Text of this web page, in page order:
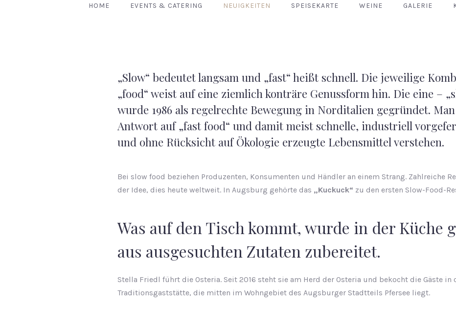
HOME EVENTS & CATERING NEUIGKEITEN SPEISEKARTE WEINE GALERIE
„Slow“ bedeutet langsam und „fast“ heißt schnell. Die jeweilige
„food“ weist auf eine ziemlich konträre Genussform hin. Die eine –
wurde 1986 als regelrechte Bewegung in Norditalien gegründet.
Antwort auf „fast food“ und damit meist schnelle, industriell
und ohne Rücksicht auf Ökologie erzeugte Lebensmittel verstehen.
Bei slow food beziehen Produzenten, Konsumenten und Händler an einem Strang. Zahlreiche
der Idee, dies heute weltweit. In Augsburg gehörte das „Kuckuck“ zu den ersten Slow-Food-
Was auf den Tisch kommt, wurde in der Küche
aus ausgesuchten Zutaten zubereitet.
Stella Friedl führt die Osteria. Seit 2016 steht sie am Herd der Osteria und bekocht die Gäste in
Traditionsgaststätte, die mitten im Wohngebiet des Augsburger Stadtteils Pfersee liegt.